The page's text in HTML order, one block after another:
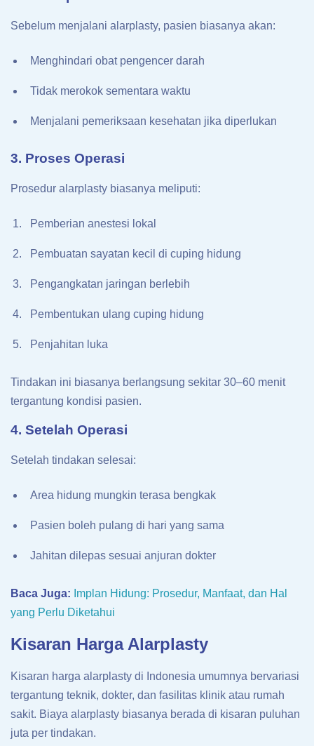
Sebelum menjalani alarplasty, pasien biasanya akan:
Menghindari obat pengencer darah
Tidak merokok sementara waktu
Menjalani pemeriksaan kesehatan jika diperlukan
3. Proses Operasi
Prosedur alarplasty biasanya meliputi:
Pemberian anestesi lokal
Pembuatan sayatan kecil di cuping hidung
Pengangkatan jaringan berlebih
Pembentukan ulang cuping hidung
Penjahitan luka
Tindakan ini biasanya berlangsung sekitar 30–60 menit
tergantung kondisi pasien.
4. Setelah Operasi
Setelah tindakan selesai:
Area hidung mungkin terasa bengkak
Pasien boleh pulang di hari yang sama
Jahitan dilepas sesuai anjuran dokter
Baca Juga: Implan Hidung: Prosedur, Manfaat, dan Hal
yang Perlu Diketahui
Kisaran Harga Alarplasty
Kisaran harga alarplasty di Indonesia umumnya bervariasi
tergantung teknik, dokter, dan fasilitas klinik atau rumah
sakit. Biaya alarplasty biasanya berada di kisaran puluhan
juta per tindakan.